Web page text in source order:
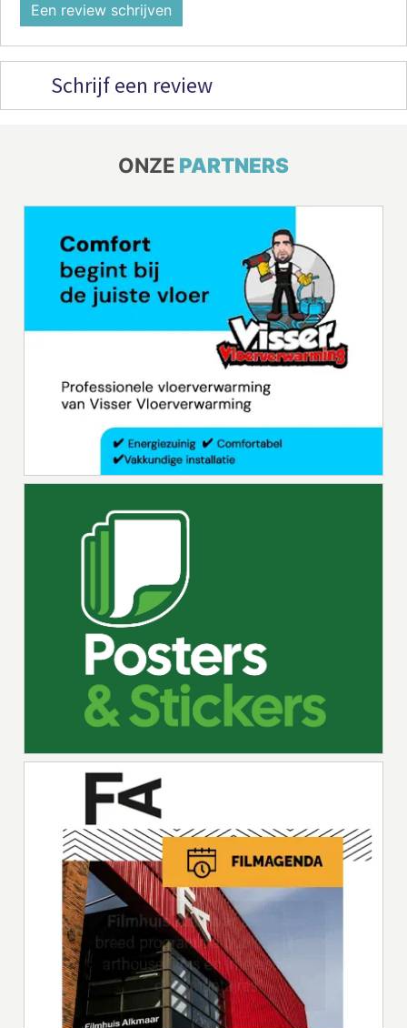
Een review schrijven
Schrijf een review
ONZE PARTNERS